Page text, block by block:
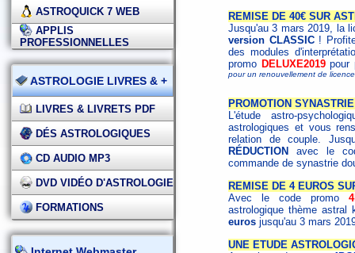
ASTROQUICK 7 WEB
APPLIS
PROFESSIONNELLES
ASTROLOGIE LIVRES & +
LIVRES & LIVRETS PDF
DÉS ASTROLOGIQUES
CD AUDIO MP3
DVD VIDÉO D'ASTROLOGIE
FORMATIONS
REMISE DE 40€ SUR
Jusqu'au 3 mars 2019, la
version CLASSIC!
des modules
promo DELUXE2019pour
pour un renouvellement de
PROMOTION
L'étude astro-
astrologiques et vous
relation de couple.
RÉDUCTION
avec le
commande de synastrie
REMISE DE 4 EUROS
Avec le code promo
astrologique thème
euros jusqu'au 3 mars
UNE ETUDE